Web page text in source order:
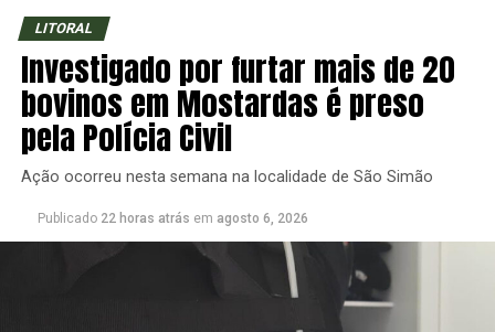
LITORAL
Investigado por furtar mais de 20
bovinos em Mostardas é preso
pela Polícia Civil
Ação ocorreu nesta semana na localidade de São Simão
Publicado 22 horas atrás em agosto 6, 2026